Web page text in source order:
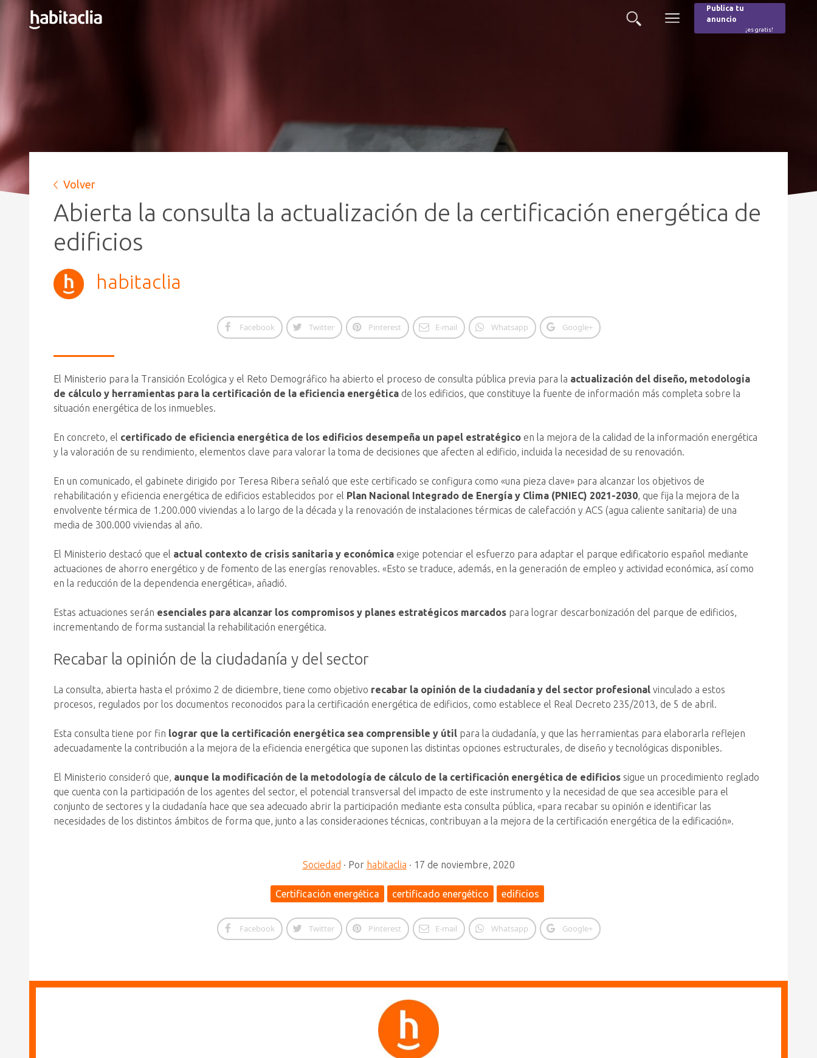
Buscar
Menú
Publica tu
anuncio
¡es gratis!
Volver
Abierta la consulta la actualización de la certificación energética de
edificios
habitaclia
Facebook Twitter Pinterest E-mail Whatsapp Google+
El Ministerio para la Transición Ecológica y el Reto Demográfico ha abierto el proceso de consulta pública previa para la actualización del diseño, metodología
de cálculo y herramientas para la certificación de la eficiencia energética de los edificios, que constituye la fuente de información más completa sobre la
situación energética de los inmuebles.
En concreto, el certificado de eficiencia energética de los edificios desempeña un papel estratégico en la mejora de la calidad de la información energética
y la valoración de su rendimiento, elementos clave para valorar la toma de decisiones que afecten al edificio, incluida la necesidad de su renovación.
En un comunicado, el gabinete dirigido por Teresa Ribera señaló que este certificado se configura como «una pieza clave» para alcanzar los objetivos de
rehabilitación y eficiencia energética de edificios establecidos por el Plan Nacional Integrado de Energía y Clima (PNIEC) 2021-2030, que fija la mejora de la
envolvente térmica de 1.200.000 viviendas a lo largo de la década y la renovación de instalaciones térmicas de calefacción y ACS (agua caliente sanitaria) de una
media de 300.000 viviendas al año.
El Ministerio destacó que el actual contexto de crisis sanitaria y económica exige potenciar el esfuerzo para adaptar el parque edificatorio español mediante
actuaciones de ahorro energético y de fomento de las energías renovables. «Esto se traduce, además, en la generación de empleo y actividad económica, así como
en la reducción de la dependencia energética», añadió.
Estas actuaciones serán esenciales para alcanzar los compromisos y planes estratégicos marcados para lograr descarbonización del parque de edificios,
incrementando de forma sustancial la rehabilitación energética.
Recabar la opinión de la ciudadanía y del sector
La consulta, abierta hasta el próximo 2 de diciembre, tiene como objetivo recabar la opinión de la ciudadanía y del sector profesional vinculado a estos
procesos, regulados por los documentos reconocidos para la certificación energética de edificios, como establece el Real Decreto 235/2013, de 5 de abril.
Esta consulta tiene por fin lograr que la certificación energética sea comprensible y útil para la ciudadanía, y que las herramientas para elaborarla reflejen
adecuadamente la contribución a la mejora de la eficiencia energética que suponen las distintas opciones estructurales, de diseño y tecnológicas disponibles.
El Ministerio consideró que, aunque la modificación de la metodología de cálculo de la certificación energética de edificios sigue un procedimiento reglado
que cuenta con la participación de los agentes del sector, el potencial transversal del impacto de este instrumento y la necesidad de que sea accesible para el
conjunto de sectores y la ciudadanía hace que sea adecuado abrir la participación mediante esta consulta pública, «para recabar su opinión e identificar las
necesidades de los distintos ámbitos de forma que, junto a las consideraciones técnicas, contribuyan a la mejora de la certificación energética de la edificación».
Sociedad · Por habitaclia · 17 de noviembre, 2020
Certificación energética certificado energético edificios
Facebook Twitter Pinterest E-mail Whatsapp Google+